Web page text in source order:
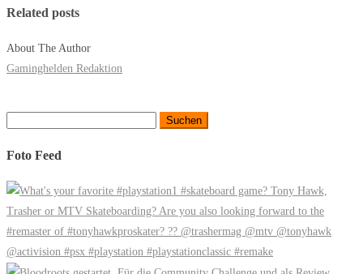
Related posts
About The Author
Gaminghelden Redaktion
Foto Feed